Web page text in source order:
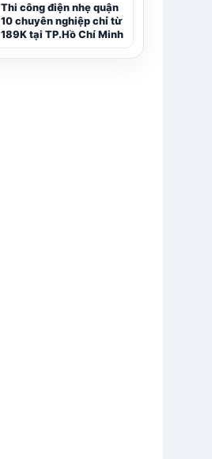
Thi công điện nhẹ quận
10 chuyên nghiệp chỉ từ
189K tại TP.Hồ Chí Minh